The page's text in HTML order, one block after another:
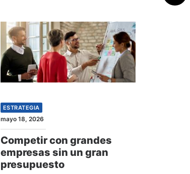
ESTRATEGIA
mayo 18, 2026
Competir con grandes
empresas sin un gran
presupuesto